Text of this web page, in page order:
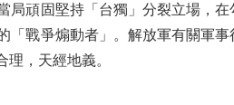
頑固堅持「台獨」分裂立場，在
戰爭煽動者」。解放軍有關軍
，天經地義。